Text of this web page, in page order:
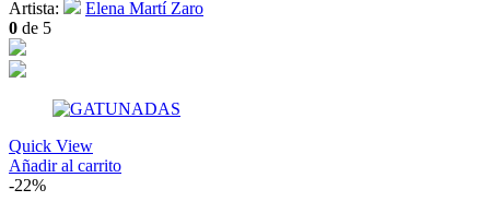
Artista:
Elena Martí Zaro
0 de 5
Quick View
Añadir al carrito
-22%